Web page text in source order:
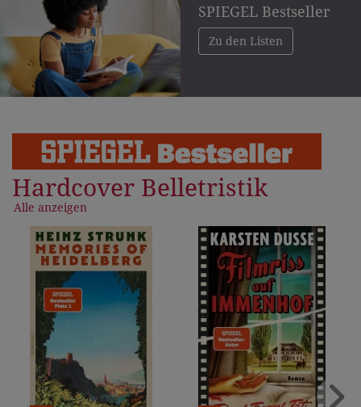
SPIEGEL Bestseller
Zu den Listen
Hardcover Belletristik
Alle anzeigen